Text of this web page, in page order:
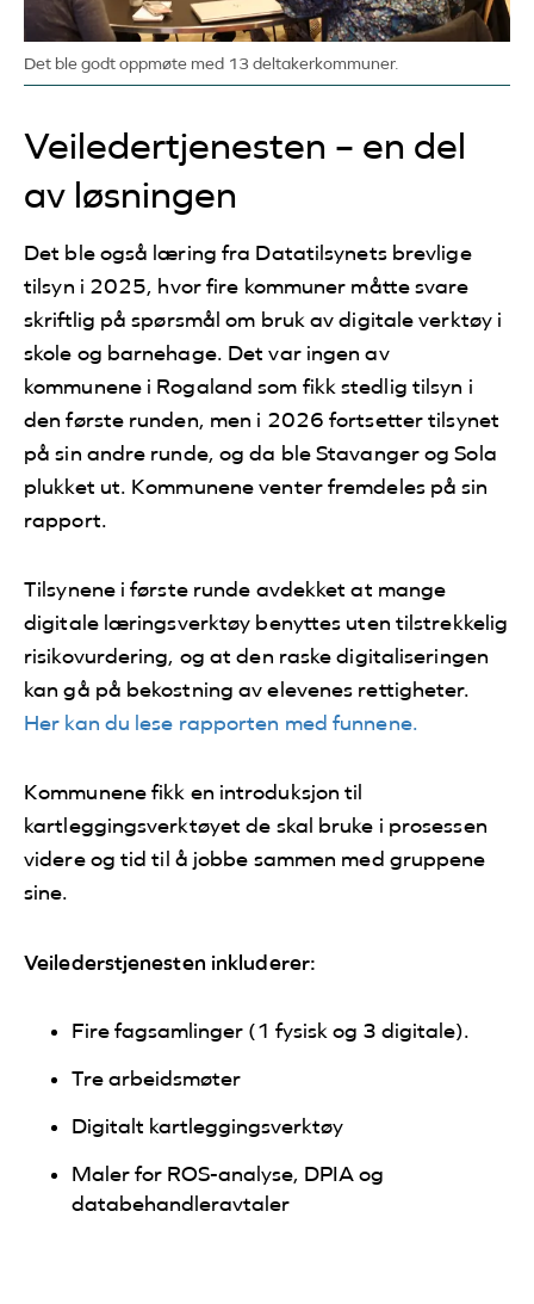
Det ble godt oppmøte med 13 deltakerkommuner.
Veiledertjenesten – en del
av løsningen
Det ble også læring fra Datatilsynets brevlige
tilsyn i 2025, hvor fire kommuner måtte svare
skriftlig på spørsmål om bruk av digitale verktøy i
skole og barnehage. Det var ingen av
kommunene i Rogaland som fikk stedlig tilsyn i
den første runden, men i 2026 fortsetter tilsynet
på sin andre runde, og da ble Stavanger og Sola
plukket ut. Kommunene venter fremdeles på sin
rapport.
Tilsynene i første runde avdekket at mange
digitale læringsverktøy benyttes uten tilstrekkelig
risikovurdering, og at den raske digitaliseringen
kan gå på bekostning av elevenes rettigheter.
Her kan du lese rapporten med funnene.
Kommunene fikk en introduksjon til
kartleggingsverktøyet de skal bruke i prosessen
videre og tid til å jobbe sammen med gruppene
sine.
Veilederstjenesten inkluderer:
Fire fagsamlinger (1 fysisk og 3 digitale).
Tre arbeidsmøter
Digitalt kartleggingsverktøy
Maler for ROS-analyse, DPIA og
databehandleravtaler